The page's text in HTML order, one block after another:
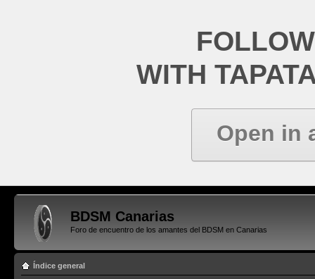
WITH
Open in
BDSM Canarias
Foro de encuentro de los amantes del BDSM en Canarias
Índice general